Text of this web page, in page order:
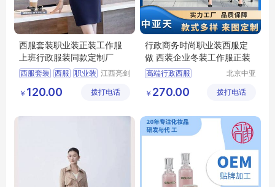
西服套装职业装正装工作服
上班行政服装同款定制厂
西服套装 西服 职业装 江西亮剑
公司
￥ 120.00 拨打电话
行政商务时尚职业装西服定
做 西装企业冬装工作服正装
高端行政西服
商务女士职业套装
西服定做厂家
北京中亚
限公司
￥ 270.00 拨打电话